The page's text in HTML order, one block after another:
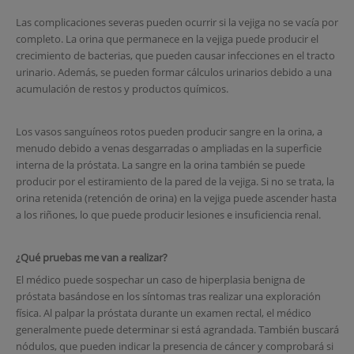
Las complicaciones severas pueden ocurrir si la vejiga no se vacía por
completo. La orina que permanece en la vejiga puede producir el
crecimiento de bacterias, que pueden causar infecciones en el tracto
urinario. Además, se pueden formar cálculos urinarios debido a una
acumulación de restos y productos químicos.
Los vasos sanguíneos rotos pueden producir sangre en la orina, a
menudo debido a venas desgarradas o ampliadas en la superficie
interna de la próstata. La sangre en la orina también se puede
producir por el estiramiento de la pared de la vejiga. Si no se trata, la
orina retenida (retención de orina) en la vejiga puede ascender hasta
a los riñones, lo que puede producir lesiones e insuficiencia renal.
¿Qué pruebas me van a realizar?
El médico puede sospechar un caso de hiperplasia benigna de
próstata basándose en los síntomas tras realizar una exploración
física. Al palpar la próstata durante un examen rectal, el médico
generalmente puede determinar si está agrandada. También buscará
nódulos, que pueden indicar la presencia de cáncer y comprobará si